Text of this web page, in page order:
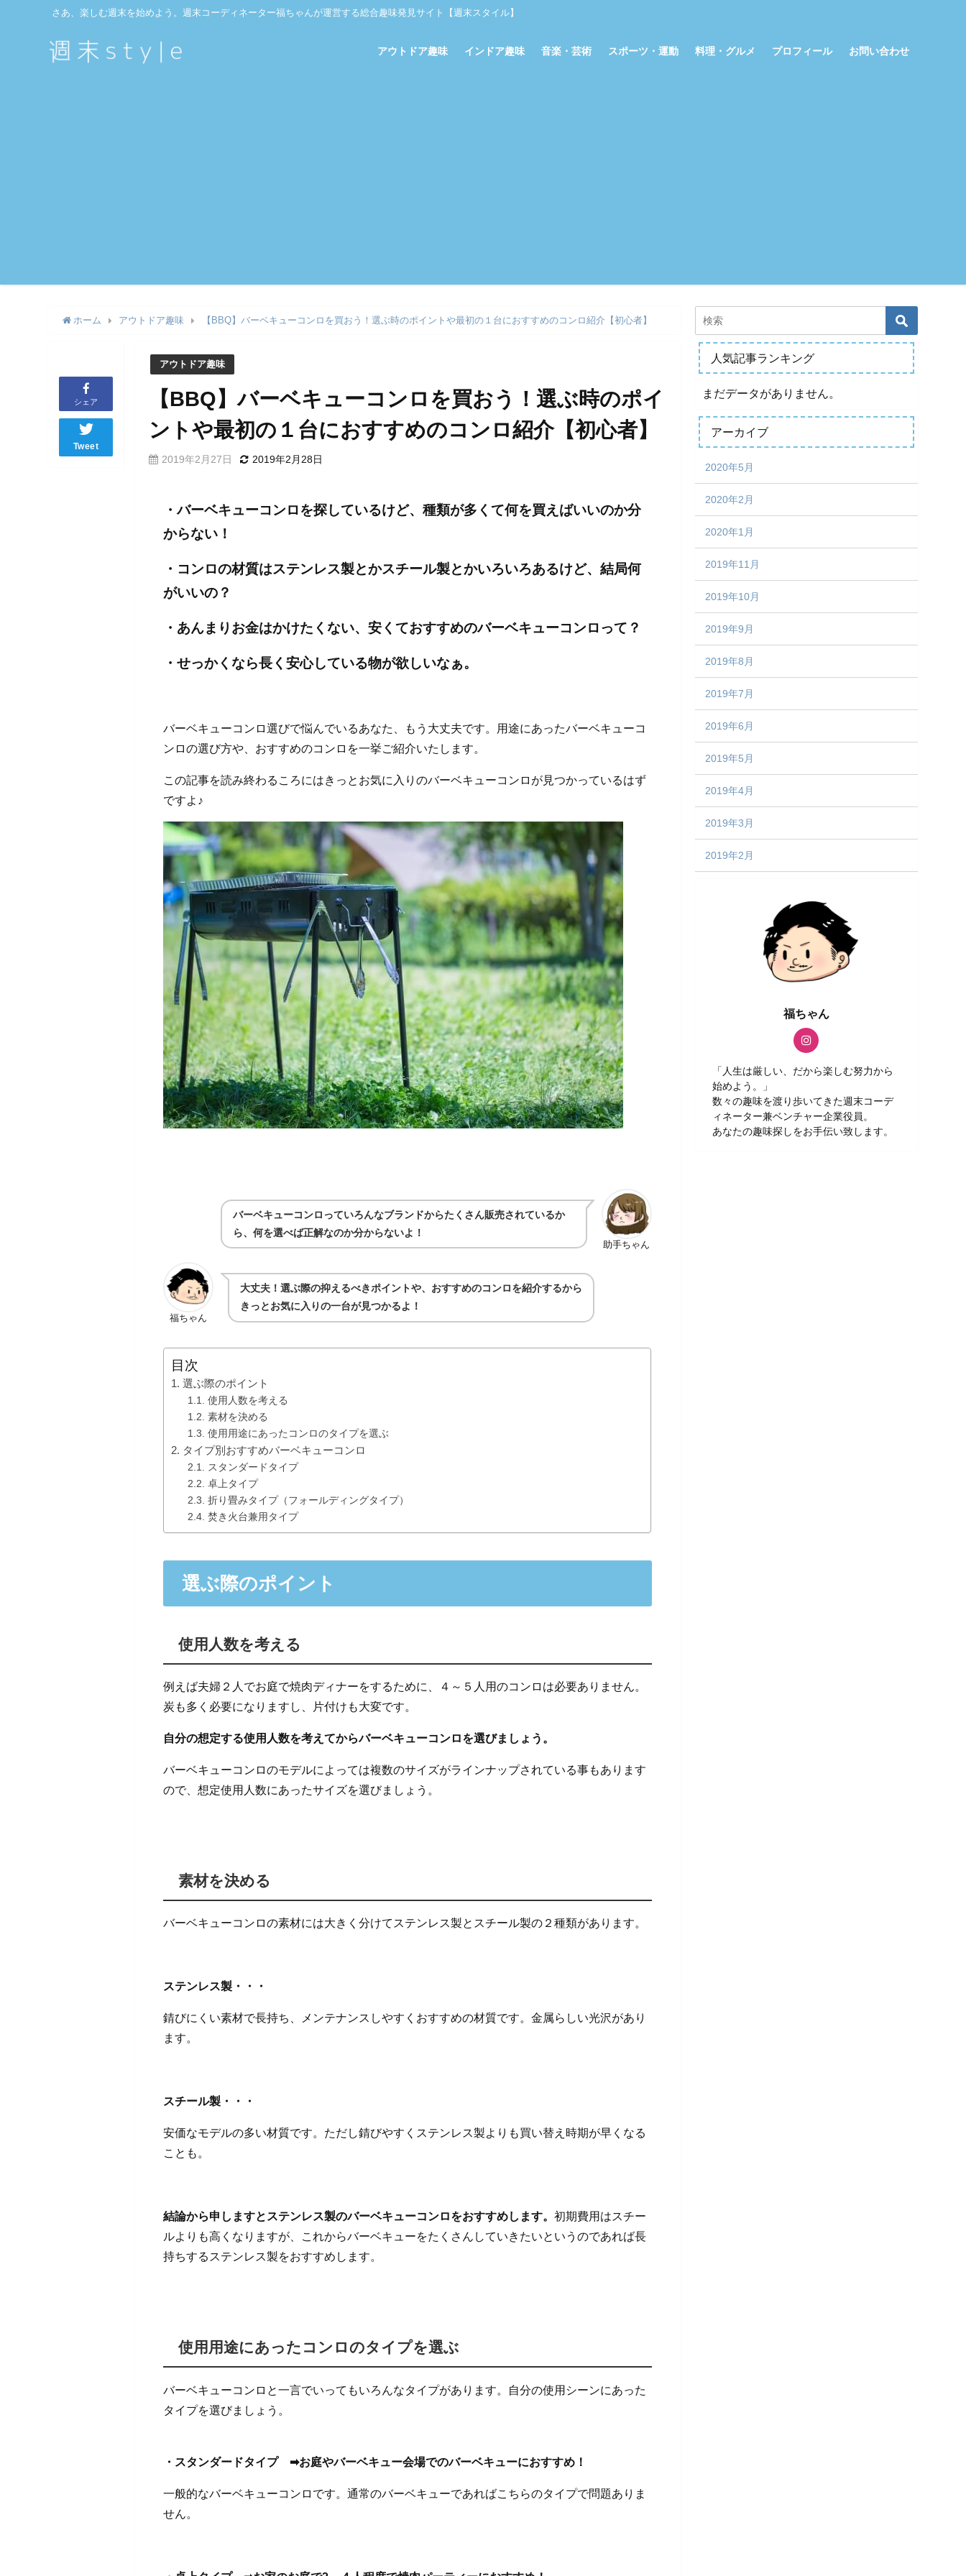
さあ、楽しむ週末を始めよう。週末コーディネーター福ちゃんが運営する総合趣味発見サイト【週末スタイル】
アウトドア趣味 インドア趣味 音楽・芸術 スポーツ・運動 料理・グルメ プロフィール お問い合わせ
ホーム アウトドア趣味 【BBQ】バーベキューコンロを買おう！選ぶ時のポイントや最初の１台におすすめのコンロ紹介【初心者】
シェア
Tweet
アウトドア趣味
【BBQ】バーベキューコンロを買おう！選ぶ時のポイ
ントや最初の１台におすすめのコンロ紹介【初心者】
2019年2月27日 2019年2月28日
・バーベキューコンロを探しているけど、種類が多くて何を買えばいいのか分
からない！
・コンロの材質はステンレス製とかスチール製とかいろいろあるけど、結局何
がいいの？
・あんまりお金はかけたくない、安くておすすめのバーベキューコンロって？
・せっかくなら長く安心している物が欲しいなぁ。
バーベキューコンロ選びで悩んでいるあなた、もう大丈夫です。用途にあったバーベキューコ
ンロの選び方や、おすすめのコンロを一挙ご紹介いたします。
この記事を読み終わるころにはきっとお気に入りのバーベキューコンロが見つかっているはず
ですよ♪
助手ちゃん
バーベキューコンロっていろんなブランドからたくさん販売されているか
ら、何を選べば正解なのか分からないよ！
福ちゃん
大丈夫！選ぶ際の抑えるべきポイントや、おすすめのコンロを紹介するから
きっとお気に入りの一台が見つかるよ！
目次
選ぶ際のポイント
使用人数を考える
素材を決める
使用用途にあったコンロのタイプを選ぶ
タイプ別おすすめバーベキューコンロ
スタンダードタイプ
卓上タイプ
折り畳みタイプ（フォールディングタイプ）
焚き火台兼用タイプ
選ぶ際のポイント
使用人数を考える
例えば夫婦２人でお庭で焼肉ディナーをするために、４～５人用のコンロは必要ありません。
炭も多く必要になりますし、片付けも大変です。
自分の想定する使用人数を考えてからバーベキューコンロを選びましょう。
バーベキューコンロのモデルによっては複数のサイズがラインナップされている事もあります
ので、想定使用人数にあったサイズを選びましょう。
素材を決める
バーベキューコンロの素材には大きく分けてステンレス製とスチール製の２種類があります。
ステンレス製・・・
錆びにくい素材で長持ち、メンテナンスしやすくおすすめの材質です。金属らしい光沢があり
ます。
スチール製・・・
安価なモデルの多い材質です。ただし錆びやすくステンレス製よりも買い替え時期が早くなる
ことも。
結論から申しますとステンレス製のバーベキューコンロをおすすめします。初期費用はスチー
ルよりも高くなりますが、これからバーベキューをたくさんしていきたいというのであれば長
持ちするステンレス製をおすすめします。
使用用途にあったコンロのタイプを選ぶ
バーベキューコンロと一言でいってもいろんなタイプがあります。自分の使用シーンにあった
タイプを選びましょう。
・スタンダードタイプ ➡お庭やバーベキュー会場でのバーベキューにおすすめ！
一般的なバーベキューコンロです。通常のバーベキューであればこちらのタイプで問題ありま
せん。
人気記事ランキング
まだデータがありません。
アーカイブ
2020年5月
2020年2月
2020年1月
2019年11月
2019年10月
2019年9月
2019年8月
2019年7月
2019年6月
2019年5月
2019年4月
2019年3月
2019年2月
福ちゃん
「人生は厳しい、だから楽しむ努力から
始めよう。」
数々の趣味を渡り歩いてきた週末コーデ
ィネーター兼ベンチャー企業役員。
あなたの趣味探しをお手伝い致します。